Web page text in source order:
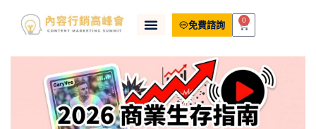
免費諮詢 0